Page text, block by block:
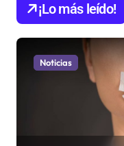
¡Lo más leído!
Noticias